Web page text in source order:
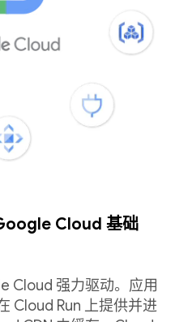
Cloud 基础
Cloud 强力驱动。应用
Cloud Run 上提供并进